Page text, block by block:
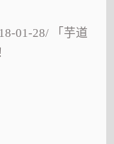
01-28/ 「芋道